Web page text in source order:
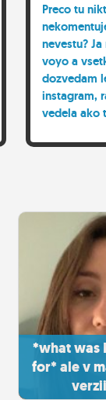
Preco tu
nevestu?
voyo a
dozvedam
instagram,
vedela ako
*what was
for* ale v
verzii